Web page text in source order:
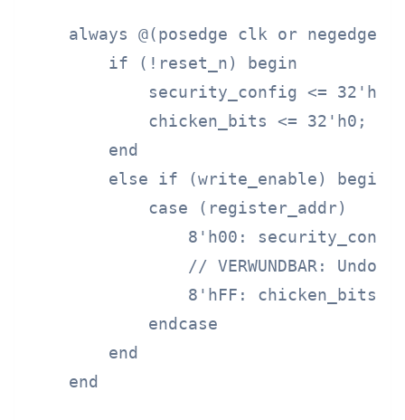
always @(posedge clk or negedge
        if (!reset_n) begin
security_config <=
            chicken_bits <= 32'h0;
        end
        else if (write_enable) begin
            case (register_addr)
8'h00:
// VERWUNDBAR:
8'hFF: chicken_bits
            endcase
        end
    end